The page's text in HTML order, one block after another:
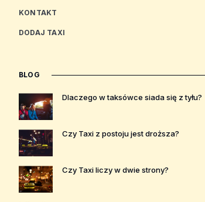
KONTAKT
DODAJ TAXI
BLOG
Dlaczego w taksówce siada się z tyłu?
Czy Taxi z postoju jest droższa?
Czy Taxi liczy w dwie strony?